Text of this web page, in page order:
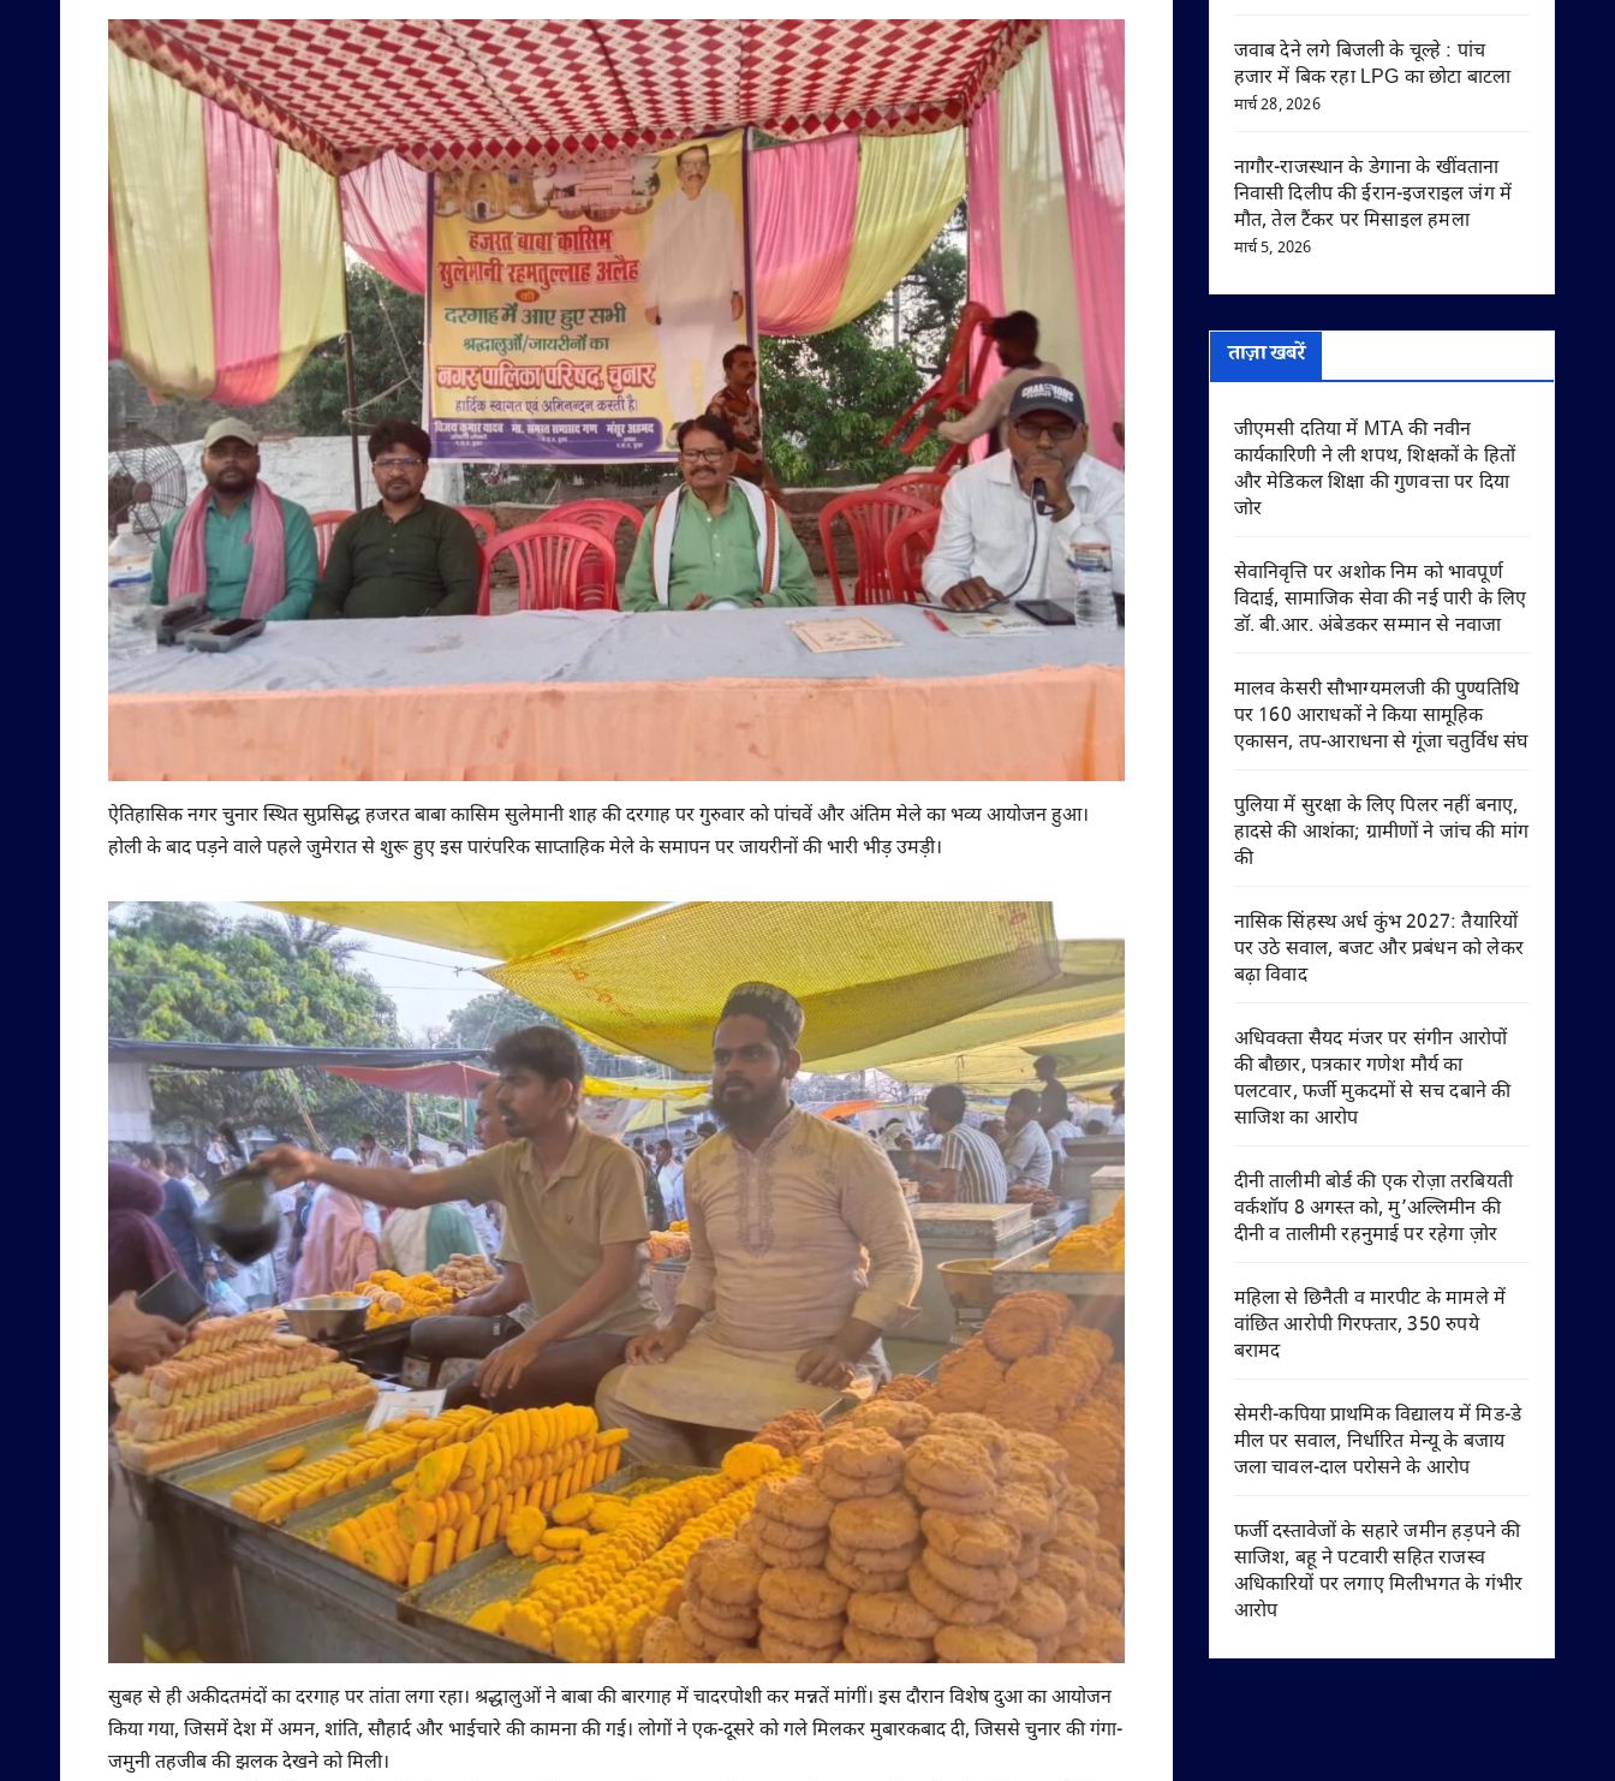
ऐतिहासिक नगर चुनार स्थित सुप्रसिद्ध हजरत बाबा कासिम सुलेमानी शाह की दरगाह पर गुरुवार को पांचवें और अंतिम मेले का भव्य आयोजन हुआ।
होली के बाद पड़ने वाले पहले जुमेरात से शुरू हुए इस पारंपरिक साप्ताहिक मेले के समापन पर जायरीनों की भारी भीड़ उमड़ी।
सुबह से ही अकीदतमंदों का दरगाह पर तांता लगा रहा। श्रद्धालुओं ने बाबा की बारगाह में चादरपोशी कर मन्नतें मांगीं। इस दौरान विशेष दुआ का आयोजन
किया गया, जिसमें देश में अमन, शांति, सौहार्द और भाईचारे की कामना की गई। लोगों ने एक-दूसरे को गले मिलकर मुबारकबाद दी, जिससे चुनार की गंगा-
जमुनी तहजीब की झलक देखने को मिली।
जवाब देने लगे बिजली के चूल्हे : पांच
हजार में बिक रहा LPG का छोटा बाटला
मार्च 28, 2026
नागौर-राजस्थान के डेगाना के खींवताना
निवासी दिलीप की ईरान-इजराइल जंग में
मौत, तेल टैंकर पर मिसाइल हमला
मार्च 5, 2026
ताज़ा खबरें
जीएमसी दतिया में MTA की नवीन
कार्यकारिणी ने ली शपथ, शिक्षकों के हितों
और मेडिकल शिक्षा की गुणवत्ता पर दिया
जोर
सेवानिवृत्ति पर अशोक निम को भावपूर्ण
विदाई, सामाजिक सेवा की नई पारी के लिए
डॉ. बी.आर. अंबेडकर सम्मान से नवाजा
मालव केसरी सौभाग्यमलजी की पुण्यतिथि
पर 160 आराधकों ने किया सामूहिक
एकासन, तप-आराधना से गूंजा चतुर्विध संघ
पुलिया में सुरक्षा के लिए पिलर नहीं बनाए,
हादसे की आशंका; ग्रामीणों ने जांच की मांग
की
नासिक सिंहस्थ अर्ध कुंभ 2027: तैयारियों
पर उठे सवाल, बजट और प्रबंधन को लेकर
बढ़ा विवाद
अधिवक्ता सैयद मंजर पर संगीन आरोपों
की बौछार, पत्रकार गणेश मौर्य का
पलटवार, फर्जी मुकदमों से सच दबाने की
साजिश का आरोप
दीनी तालीमी बोर्ड की एक रोज़ा तरबियती
वर्कशॉप 8 अगस्त को, मु’अल्लिमीन की
दीनी व तालीमी रहनुमाई पर रहेगा ज़ोर
महिला से छिनैती व मारपीट के मामले में
वांछित आरोपी गिरफ्तार, 350 रुपये
बरामद
सेमरी-कपिया प्राथमिक विद्यालय में मिड-डे
मील पर सवाल, निर्धारित मेन्यू के बजाय
जला चावल-दाल परोसने के आरोप
फर्जी दस्तावेजों के सहारे जमीन हड़पने की
साजिश, बहू ने पटवारी सहित राजस्व
अधिकारियों पर लगाए मिलीभगत के गंभीर
आरोप